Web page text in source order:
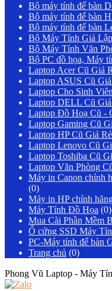
Bộ máy tính để bàn
Bộ máy tính để bàn
Bộ máy tính để bàn
Bộ Máy Tính Giả Lập
Bộ Máy Tính Văn
Bộ PC đồ họa, Máy
Laptop Acer Cũ Giá
Laptop ASUS Cũ
Laptop Cho Sinh
Laptop DELL Cũ
Laptop Đồ Hoạ Cũ -
Laptop Gaming Cũ
Laptop HP Cũ Giá
Laptop Lenovo Cũ
Laptop Toshiba Cũ
Laptop Văn Phòng
Máy in Canon chính
(0)
Máy in HP chính
Máy Tính Đồ Họa (0)
Mua Cài Phần Mềm
Ổ cứng SSD Máy
PC-Máy tính để bàn
Trang chủ (0)
Phong Vũ Laptop - Máy